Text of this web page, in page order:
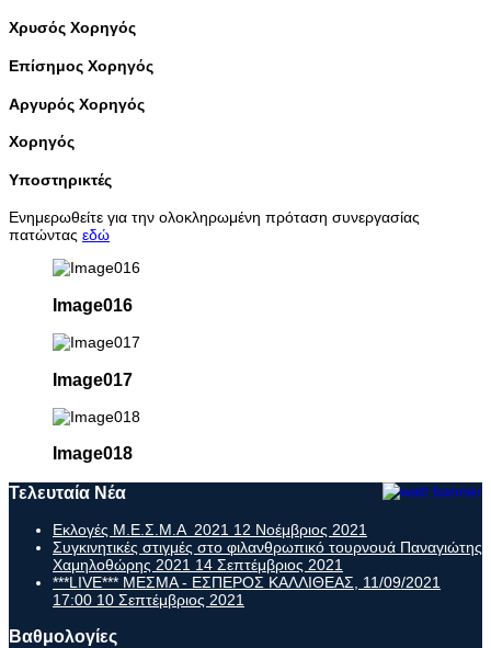
Χρυσός Χορηγός
Επίσημος Χορηγός
Αργυρός Χορηγός
Χορηγός
Υποστηρικτές
Ενημερωθείτε για την ολοκληρωμένη πρόταση συνεργασίας
πατώντας εδώ
Image016
Image017
Image018
Τελευταία Νέα
Εκλογές Μ.Ε.Σ.Μ.Α 2021 12 Νοέμβριος 2021
Συγκινητικές στιγμές στο φιλανθρωπικό τουρνουά Παναγιώτης
Χαμηλοθώρης 2021 14 Σεπτέμβριος 2021
***LIVE*** ΜΕΣΜΑ - ΕΣΠΕΡΟΣ ΚΑΛΛΙΘΕΑΣ, 11/09/2021
17:00 10 Σεπτέμβριος 2021
Βαθμολογίες